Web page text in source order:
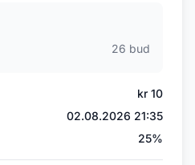
26 bud
kr 10
02.08.2026 21:35
25%